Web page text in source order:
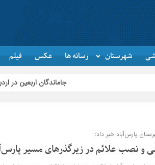
شهرستان رسانه ها عکس فیلم
جاماندگان اربعین در اردبیل به یاد
پارس‌آباد خبر داد:
نصب علائم در زیرگذرهای مسیر